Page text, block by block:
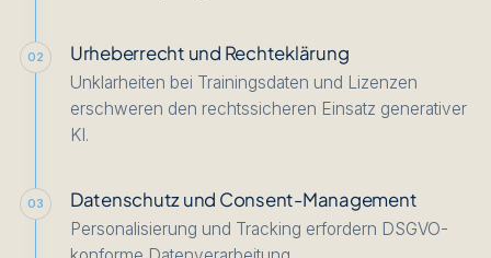
02 Urheberrecht und Rechteklärung
Unklarheiten bei Trainingsdaten und Lizenzen
erschweren den rechtssicheren Einsatz generativer
KI.
03 Datenschutz und Consent-Management
Personalisierung und Tracking erfordern DSGVO-